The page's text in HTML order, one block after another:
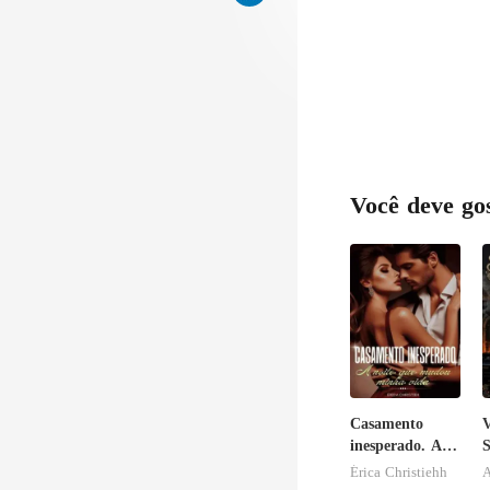
Você deve
Casamento
inesperado. A
noite que
Érica Christiehh